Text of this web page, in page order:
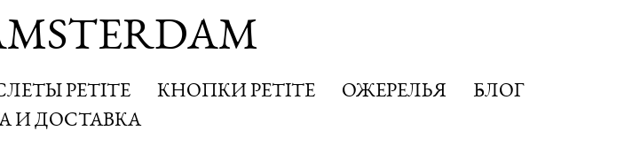
PETITE КНОПКИ PETITE ОЖЕРЕЛЬЯ
БЛОГ
И ДОСТАВКА
PETITE КНОПКИ PETITE ОЖЕРЕЛЬЯ
БЛОГ
И ДОСТАВКА